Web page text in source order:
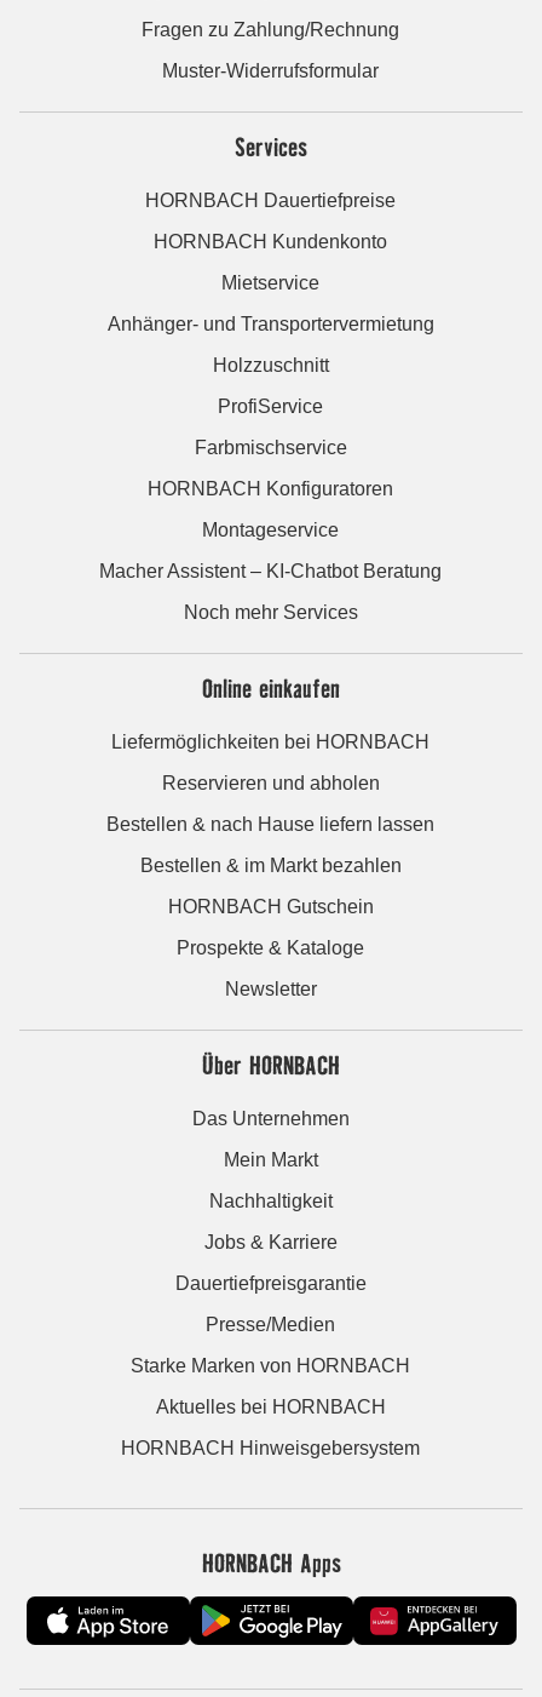
Fragen zu Zahlung/Rechnung
Muster-Widerrufsformular
Services
HORNBACH Dauertiefpreise
HORNBACH Kundenkonto
Mietservice
Anhänger- und Transportervermietung
Holzzuschnitt
ProfiService
Farbmischservice
HORNBACH Konfiguratoren
Montageservice
Macher Assistent – KI-Chatbot Beratung
Noch mehr Services
Online einkaufen
Liefermöglichkeiten bei HORNBACH
Reservieren und abholen
Bestellen & nach Hause liefern lassen
Bestellen & im Markt bezahlen
HORNBACH Gutschein
Prospekte & Kataloge
Newsletter
Über HORNBACH
Das Unternehmen
Mein Markt
Nachhaltigkeit
Jobs & Karriere
Dauertiefpreisgarantie
Presse/Medien
Starke Marken von HORNBACH
Aktuelles bei HORNBACH
HORNBACH Hinweisgebersystem
HORNBACH Apps